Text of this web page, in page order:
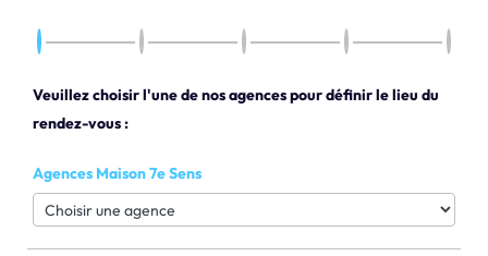
Veuillez choisir l'une de nos agences pour définir le lieu du
rendez-vous :
Agences Maison 7e Sens